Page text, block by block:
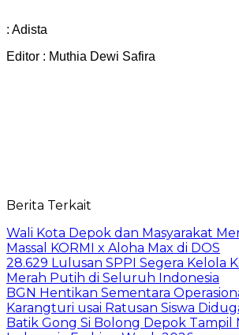
: Adista
Editor : Muthia Dewi Safira
Berita Terkait
Wali Kota Depok dan Masyarakat
Massal KORMI x Aloha Max di DOS
28.629 Lulusan SPPI Segera Kelola
Merah Putih di Seluruh Indonesia
BGN Hentikan Sementara
Karangturi usai Ratusan Siswa
Batik Gong Si Bolong Depok Tampil